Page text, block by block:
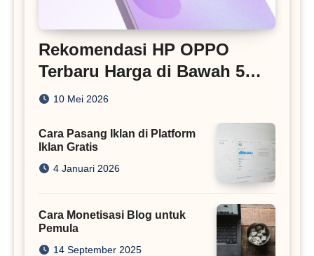
Rekomendasi HP OPPO
Terbaru Harga di Bawah 5
Juta
10 Mei 2026
Cara Pasang Iklan di Platform
Iklan Gratis
4 Januari 2026
Cara Monetisasi Blog untuk
Pemula
14 September 2025